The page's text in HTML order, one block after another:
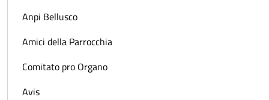
Anpi Bellusco
Amici della Parrocchia
Comitato pro Organo
Avis